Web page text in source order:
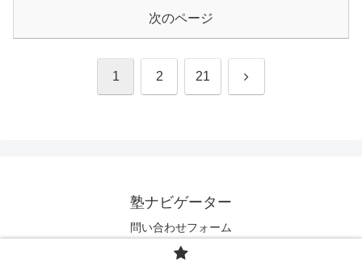
次のページ
1 2 21 次
塾ナビゲーター
問い合わせフォーム
© 2024 塾ナビゲーター.